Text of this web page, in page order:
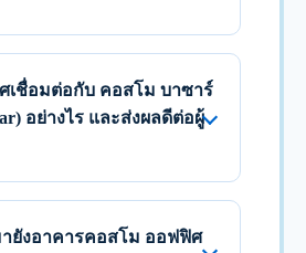
เชื่อมต่อกับ คอสโม บาซาร์
อย่างไร และส่งผลดีต่อผู้
ายังอาคารคอสโม ออฟฟิศ